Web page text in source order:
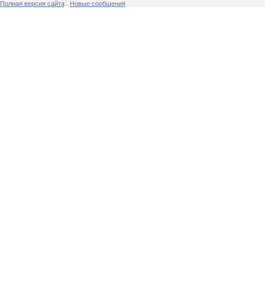
Полная версия сайта Новые сообщения